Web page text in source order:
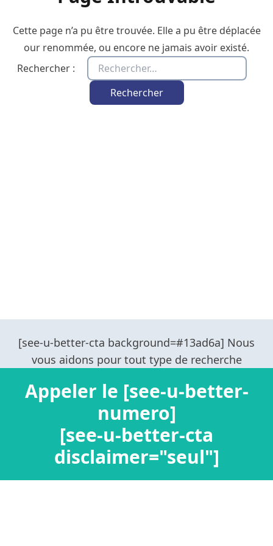
Cette page n’a pu être trouvée. Elle a pu être déplacée
our renommée, ou encore ne jamais avoir existé.
Rechercher :
Appeler le [see-u-better-
numero]
[see-u-better-cta
disclaimer="seul"]